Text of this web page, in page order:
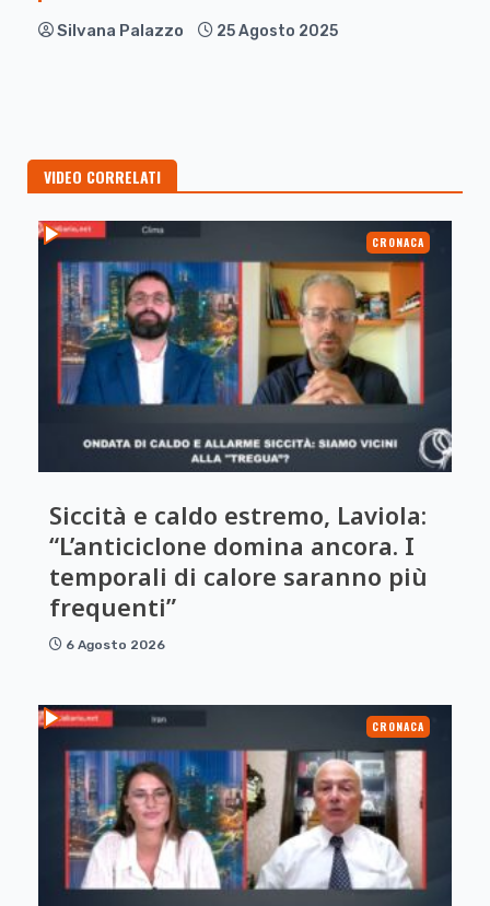
Silvana Palazzo 25 Agosto 2025
VIDEO CORRELATI
CRONACA
Siccità e caldo estremo, Laviola:
“L’anticiclone domina ancora. I
temporali di calore saranno più
frequenti”
6 Agosto 2026
CRONACA